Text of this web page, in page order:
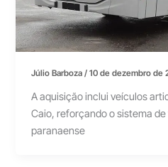
Júlio Barboza/10 de dezembro de
A aquisição inclui veículos
Caio, reforçando o sistema
paranaense